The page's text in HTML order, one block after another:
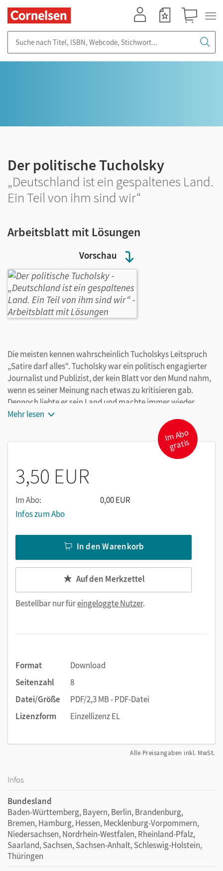
Vorschau
Der politische Tucholsky
„Deutschland ist ein gespaltenes Land.
Ein Teil von ihm sind wir“
Arbeitsblatt mit Lösungen
Die meisten kennen wahrscheinlich Tucholskys Leitspruch
„Satire darf alles“. Tucholsky war ein politisch engagierter
Journalist und Publizist, der kein Blatt vor den Mund nahm,
wenn es seiner Meinung nach etwas zu kritisieren gab.
Dennoch liebte er sein Land und machte immer wieder
deutlich, dass Staat, Menschen und Landschaften zu
unterscheiden sind. Dem scharfzüngigen politischen
Tucholsky ist dieses Arbeitsblatt gewidmet. Die
Schülerinnen und Schüler lesen Auszüge aus seinem Buch
„Deutschland, Deutschland über alles“ und diskutieren
deren heutige Relevanz.
Mehr lesen
I
m
A
b
o
gr
atis
3,50 EUR
Im Abo:
0,00 EUR
Infos zum Abo
In den Warenkorb
Auf den Merkzettel
Bestellbar nur füreingeloggte Nutzer.
Format
Download
Seitenzahl
8
Datei/Größe
PDF/2,3 MB - PDF-Datei
Lizenzform
Einzellizenz EL
Alle Preisangaben inkl. MwSt.
Infos
Bundesland
Baden-Württemberg, Bayern, Berlin, Brandenburg,
Bremen, Hamburg, Hessen, Mecklenburg-Vorpommern,
Niedersachsen, Nordrhein-Westfalen, Rheinland-Pfalz,
Saarland, Sachsen, Sachsen-Anhalt, Schleswig-Holstein,
Thüringen